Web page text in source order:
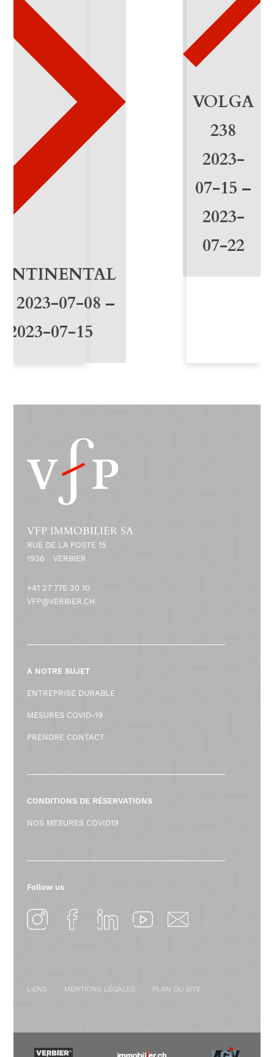
2
0
-
2023-07-08 –
2023-07-15
VOLGA
238
2023-
07-15 –
2023-
07-22
VFP IMMOBILIER SA
RUE DE LA POSTE 15
1936
VERBIER
+41 27 775 30 10
VFP@VERBIER.CH
A NOTRE SUJET
ENTREPRISE DURABLE
MESURES COVID-19
PRENDRE CONTACT
CONDITIONS DE RÉSERVATIONS
NOS MESURES COVID19
Follow us
LIENS MENTIONS LÉGALES PLAN DU SITE